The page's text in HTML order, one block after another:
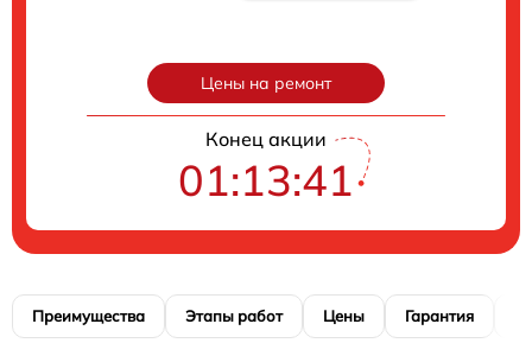
Цены на ремонт
Конец акции
01:13:40
Преимущества Этапы работ Цены Гарантия